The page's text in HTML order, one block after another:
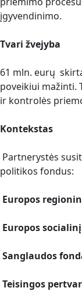
įgyvendinimo.
Tvari žvejyba
61 mln. eurų
poveikiui mažinti.
ir kontrolės
Kontekstas
Partnerystės
politikos fondus:
Europos
Europos socialinį
Sanglaudos
Teisingos